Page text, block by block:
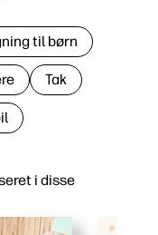
i disse
til børn
Tak